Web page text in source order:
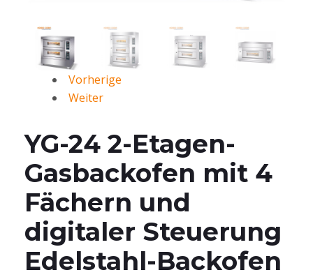
Vorherige
Weiter
YG-24 2-Etagen-
Gasbackofen mit 4
Fächern und
digitaler Steuerung
Edelstahl-Backofen